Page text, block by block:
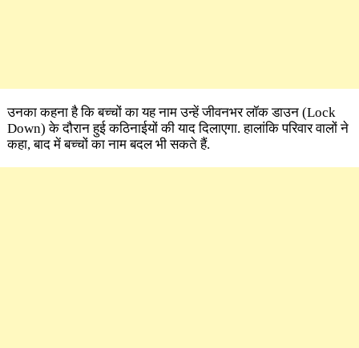
उनका कहना है कि बच्चों का यह नाम उन्हें जीवनभर लॉक डाउन (Lock
Down) के दौरान हुई कठिनाईयों की याद दिलाएगा. हालांकि परिवार वालों ने
कहा, बाद में बच्चों का नाम बदल भी सकते हैं.